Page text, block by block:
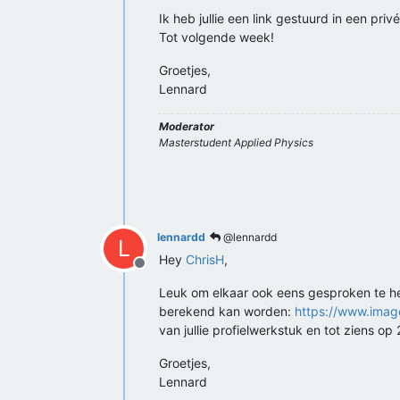
Ik heb jullie een link gestuurd in een
Tot volgende week!
Groetjes,
Lennard
Moderator
Masterstudent Applied Physics
L
Offline
lennardd @lennardd
Hey ChrisH,
Leuk om elkaar ook eens gesproken te
berekend kan worden: https://
van jullie profielwerkstuk en tot ziens op
Groetjes,
Lennard